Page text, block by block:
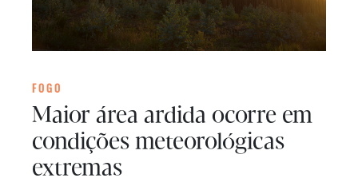
FOGO
Maior área ardida ocorre em
condições meteorológicas
extremas